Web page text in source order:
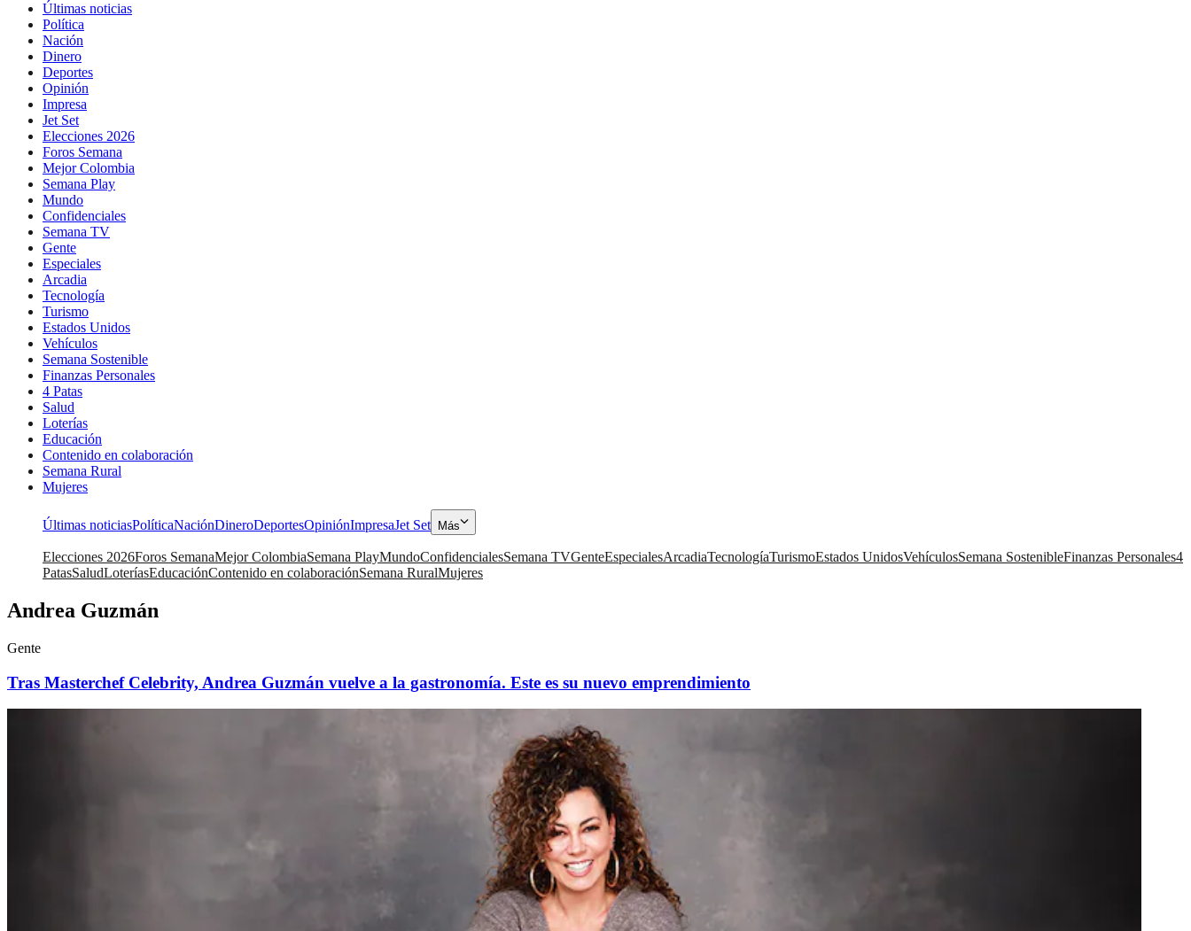
Últimas noticias
Política
Nación
Dinero
Deportes
Opinión
Impresa
Jet Set
Elecciones 2026
Foros Semana
Mejor Colombia
Semana Play
Mundo
Confidenciales
Semana TV
Gente
Especiales
Arcadia
Tecnología
Turismo
Estados Unidos
Vehículos
Semana Sostenible
Finanzas Personales
4 Patas
Salud
Loterías
Educación
Contenido en colaboración
Semana Rural
Mujeres
Últimas noticiasPolíticaNaciónDineroDeportesOpiniónImpresaJet Set Más
Elecciones 2026Foros SemanaMejor ColombiaSemana PlayMundoConfidencialesSemana TVGenteEspecialesArcadiaTecnologíaTurismoEstados UnidosVehículosSemana SostenibleFinanzas Personales4
PatasSaludLoteríasEducaciónContenido en colaboraciónSemana RuralMujeres
Andrea Guzmán
Gente
Tras Masterchef Celebrity, Andrea Guzmán vuelve a la gastronomía. Este es su nuevo emprendimiento